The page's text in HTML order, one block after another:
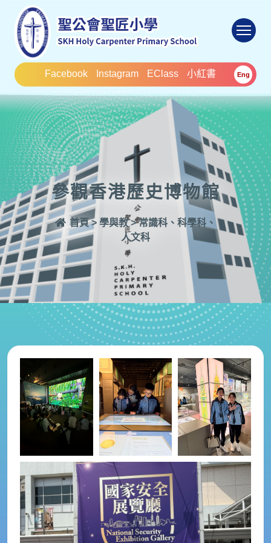
Facebook Instagram EClass 小紅書 Eng
參觀香港歷史博物館
首頁 > 學與教 > 常識科、科學科、
人文科